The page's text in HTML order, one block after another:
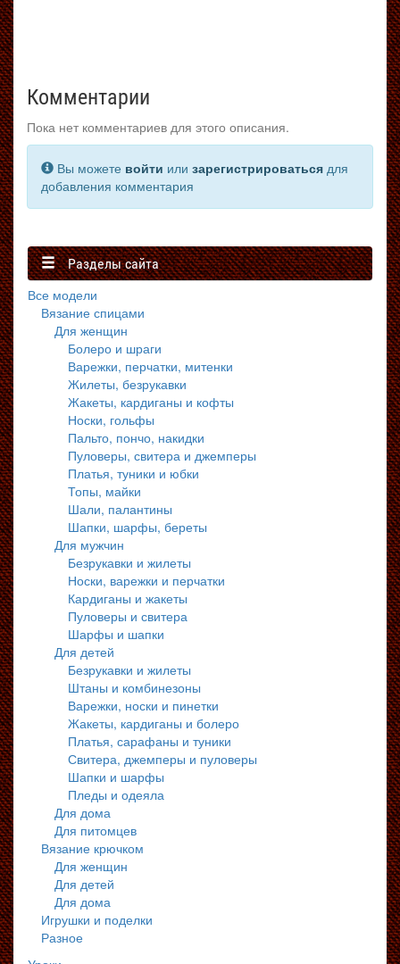
Комментарии
Пока нет комментариев для этого описания.
Вы можете войти или зарегистрироваться для
добавления комментария
Разделы сайта
Все модели
Вязание спицами
Для женщин
Болеро и шраги
Варежки, перчатки, митенки
Жилеты, безрукавки
Жакеты, кардиганы и кофты
Носки, гольфы
Пальто, пончо, накидки
Пуловеры, свитера и джемперы
Платья, туники и юбки
Топы, майки
Шали, палантины
Шапки, шарфы, береты
Для мужчин
Безрукавки и жилеты
Носки, варежки и перчатки
Кардиганы и жакеты
Пуловеры и свитера
Шарфы и шапки
Для детей
Безрукавки и жилеты
Штаны и комбинезоны
Варежки, носки и пинетки
Жакеты, кардиганы и болеро
Платья, сарафаны и туники
Свитера, джемперы и пуловеры
Шапки и шарфы
Пледы и одеяла
Для дома
Для питомцев
Вязание крючком
Для женщин
Для детей
Для дома
Игрушки и поделки
Разное